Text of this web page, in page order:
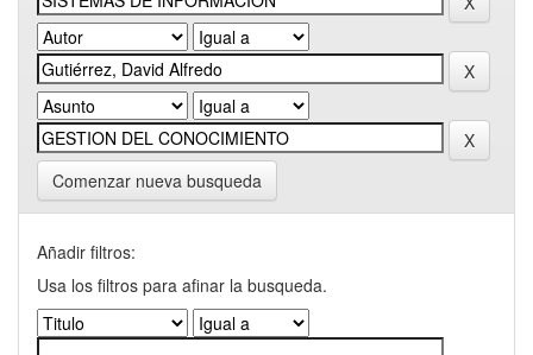
Comenzar nueva busqueda
Añadir filtros:
Usa los filtros para afinar la busqueda.